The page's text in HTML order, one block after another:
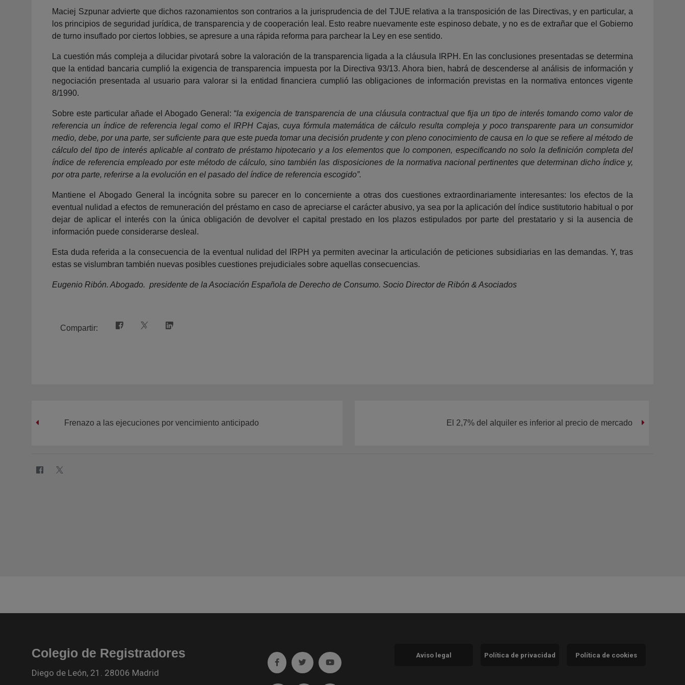
Maciej Szpunar advierte que dichos razonamientos son contrarios a la jurisprudencia de del TJUE relativa a la transposición de las Directivas, y en particular, a
los principios de seguridad jurídica, de transparencia y de cooperación leal. Esto reabre nuevamente este espinoso debate, y no es de extrañar que el Gobierno
de turno insuflado por ciertos lobbies, se apresure a una rápida reforma para parchear la Ley en ese sentido.
La cuestión más compleja a dilucidar pivotará sobre la valoración de la transparencia ligada a la cláusula IRPH. En las conclusiones presentadas se determina
que la entidad bancaria cumplió la exigencia de transparencia impuesta por la Directiva 93/13. Ahora bien, habrá de descenderse al análisis de información y
negociación presentada al usuario para valorar si la entidad financiera cumplió las obligaciones de información previstas en la normativa entonces vigente
8/1990.
Sobre este particular añade el Abogado General: “la exigencia de transparencia de una cláusula contractual que fija un tipo de interés tomando como valor de
referencia un índice de referencia legal como el IRPH Cajas, cuya fórmula matemática de cálculo resulta compleja y poco transparente para un consumidor
medio, debe, por una parte, ser suficiente para que este pueda tomar una decisión prudente y con pleno conocimiento de causa en lo que se refiere al método de
cálculo del tipo de interés aplicable al contrato de préstamo hipotecario y a los elementos que lo componen, especificando no solo la definición completa del
índice de referencia empleado por este método de cálculo, sino también las disposiciones de la normativa nacional pertinentes que determinan dicho índice y,
por otra parte, referirse a la evolución en el pasado del índice de referencia escogido”.
Mantiene el Abogado General la incógnita sobre su parecer en lo concerniente a otras dos cuestiones extraordinariamente interesantes: los efectos de la
eventual nulidad a efectos de remuneración del préstamo en caso de apreciarse el carácter abusivo, ya sea por la aplicación del índice sustitutorio habitual o por
dejar de aplicar el interés con la única obligación de devolver el capital prestado en los plazos estipulados por parte del prestatario y si la ausencia de
información puede considerarse desleal.
Esta duda referida a la consecuencia de la eventual nulidad del IRPH ya permiten avecinar la articulación de peticiones subsidiarias en las demandas. Y, tras
estas se vislumbran también nuevas posibles cuestiones prejudiciales sobre aquellas consecuencias.
Eugenio Ribón. Abogado. presidente de la Asociación Española de Derecho de Consumo. Socio Director de Ribón & Asociados
Compartir:
Frenazo a las ejecuciones por vencimiento anticipado El 2,7% del alquiler es inferior al precio de mercado
Colegio de Registradores
Diego de León, 21. 28006 Madrid
Ir a facebook (abre en ventana nueva)
Ir a twitter (abre en ventana nueva)
Ir a YouTube (abre en ventana nueva)
Aviso legal Política de privacidad Política de cookies